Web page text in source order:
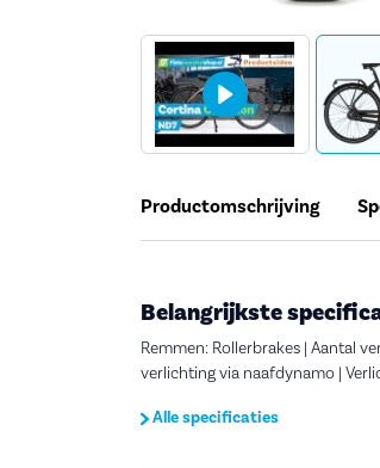
Productomschrijving
Belangrijkste
Remmen: Rollerbrakes | Aantal
verlichting via naafdynamo |
Alle specificaties